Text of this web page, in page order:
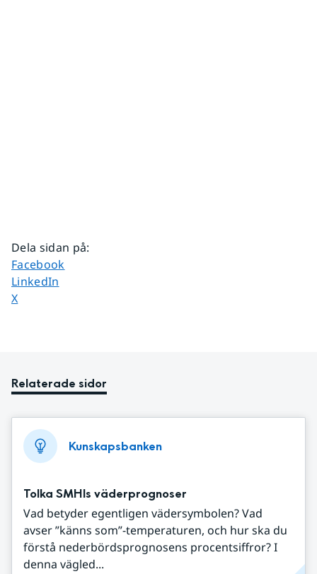
Dela sidan på:
Dela sidan på
Facebook
Dela sidan på
LinkedIn
Dela sidan på
X
Relaterade sidor
Kunskapsbanken
Tolka SMHIs väderprognoser
Vad betyder egentligen vädersymbolen? Vad
avser ”känns som”-temperaturen, och hur ska du
förstå nederbördsprognosens procentsiffror? I
denna vägled...